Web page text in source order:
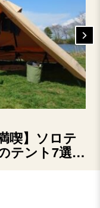
喫】ソロテ
テント7選を